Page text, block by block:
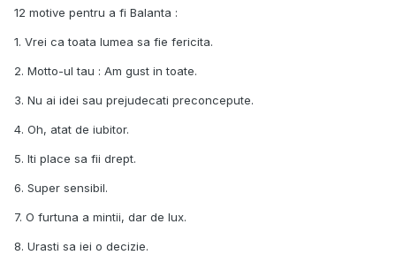
12 motive pentru a fi Balanta :
1. Vrei ca toata lumea sa fie fericita.
2. Motto-ul tau : Am gust in toate.
3. Nu ai idei sau prejudecati preconcepute.
4. Oh, atat de iubitor.
5. Iti place sa fii drept.
6. Super sensibil.
7. O furtuna a mintii, dar de lux.
8. Urasti sa iei o decizie.